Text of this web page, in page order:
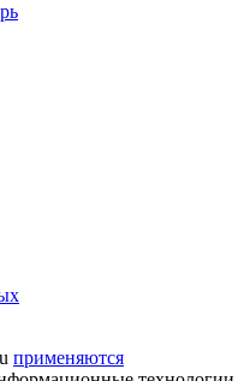
применяются